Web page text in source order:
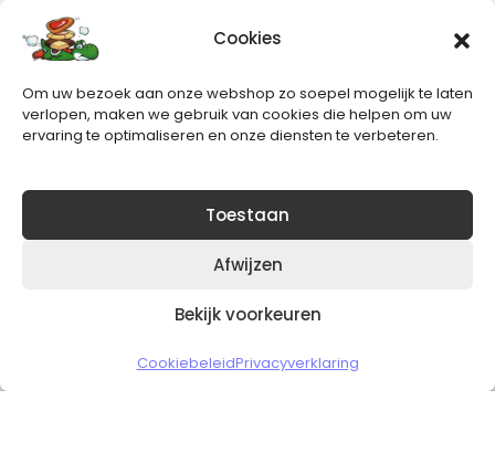
Cookies
Om uw bezoek aan onze webshop zo soepel mogelijk te laten
verlopen, maken we gebruik van cookies die helpen om uw
ervaring te optimaliseren en onze diensten te verbeteren.
Toestaan
Afwijzen
Bekijk voorkeuren
CookiebeleidPrivacyverklaring
Nieuwsbrief
Blijft op de hoogte van het laatste nieuws.